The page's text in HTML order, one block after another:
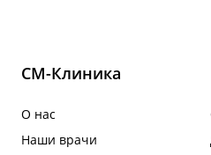
СМ-Клиника
О нас
Наши врачи